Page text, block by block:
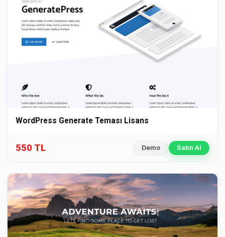
WordPress Generate Teması Lisans
550 TL Demo Satın Al